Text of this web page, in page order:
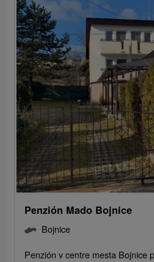
Penzión Mado Bojnice
Bojnice
Penzión v centre mesta Bojnice